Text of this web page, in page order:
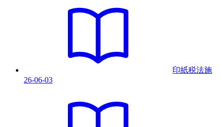
印紙税法施
26-06-03